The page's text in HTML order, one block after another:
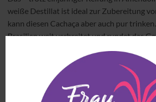
weiße Destillat ist ideal zur Zubereitung
kann diesen Cachaça aber auch pur
Brasilien weit verbreitet und rundet das
beeinflussen. Florale Elemente, grüne
Abgang zeichnen ihn aus.